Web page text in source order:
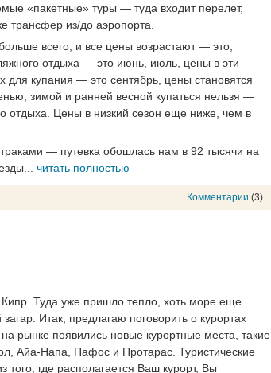
«пакетные» туры — туда входит перелет,
трансфер из/до аэропорта.
всего, и все цены возрастают — это,
отдыха — это июнь, июль, цены в эти
купания — это сентябрь, цены становятся
зимой и ранней весной купаться нельзя —
отдыха. Цены в низкий сезон еще ниже, чем в
— путевка обошлась нам в 92 тысячи на
читать полностью
Комментарии (3)
Туда уже пришло тепло, хоть море еще
Итак, предлагаю поговорить о курортах
рынке появились новые курортные места, такие
Айа-Напа, Пафос и Протарас. Туристические
где располагается Ваш курорт, Вы